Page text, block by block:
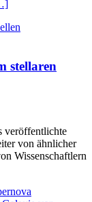
stellaren
veröffentlichte
von ähnlicher
Wissenschaftlern